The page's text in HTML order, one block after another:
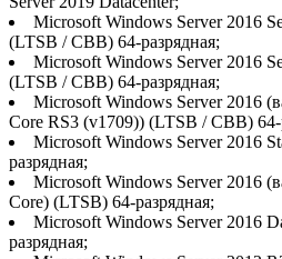
Microsoft Windows Server 2016
(LTSB / CBB) 64-разрядная;
Microsoft Windows Server 2016
(LTSB / CBB) 64-разрядная;
Microsoft Windows Server 2016
Core RS3 (v1709)) (LTSB / CBB) 64-
Microsoft Windows Server 2016
разрядная;
Microsoft Windows Server 2016
Core) (LTSB) 64-разрядная;
Microsoft Windows Server 2016
разрядная;